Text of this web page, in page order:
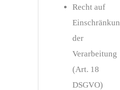
Recht auf
der
Verarbeitung
(Art. 18
DSGVO)